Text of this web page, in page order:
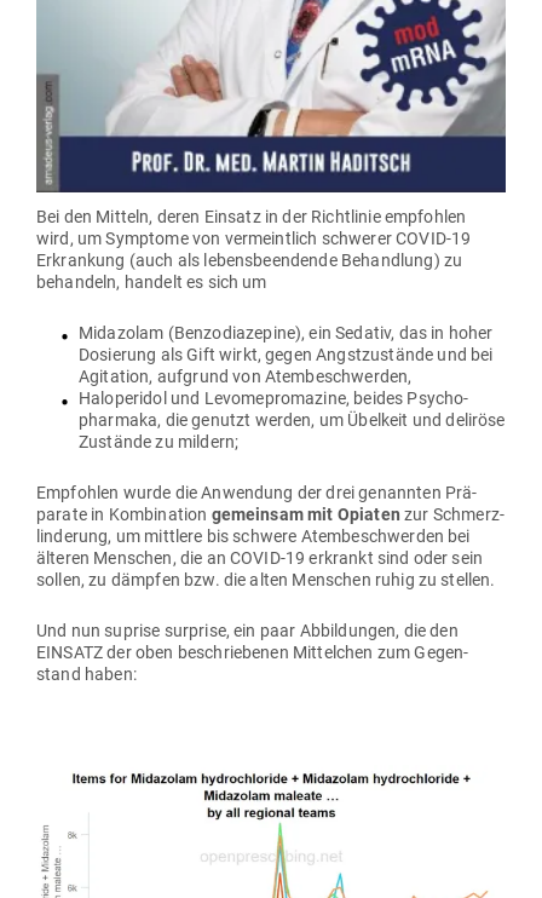
Bei den Mitteln, deren Einsatz in der Richt­linie emp­fohlen
wird, um Sym­ptome von ver­meintlich schwerer COVID-19
Erkrankung (auch als lebens­be­en­dende Behandlung) zu
behandeln, handelt es sich um
Mid­azolam (Ben­zo­dia­zepine), ein Sedativ, das in hoher
Dosierung als Gift wirkt, gegen Angst­zu­stände und bei
Agi­tation, auf­grund von Atembeschwerden,
Hal­operidol und Levome­pro­mazine, beides Psy­cho­
pharmaka, die genutzt werden, um Übelkeit und deliröse
Zustände zu mildern;
Emp­fohlen wurde die Anwendung der drei genannten Prä­
parate in Kom­bi­nation gemeinsam mit Opiaten zur Schmerz­
lin­derung, um mittlere bis schwere Atem­be­schwerden bei
älteren Men­schen, die an COVID-19 erkrankt sind oder sein
sollen, zu dämpfen bzw. die alten Men­schen ruhig zu stellen.
Und nun suprise sur­prise, ein paar Abbil­dungen, die den
EINSATZ der oben beschrie­benen Mit­telchen zum Gegen­
stand haben: